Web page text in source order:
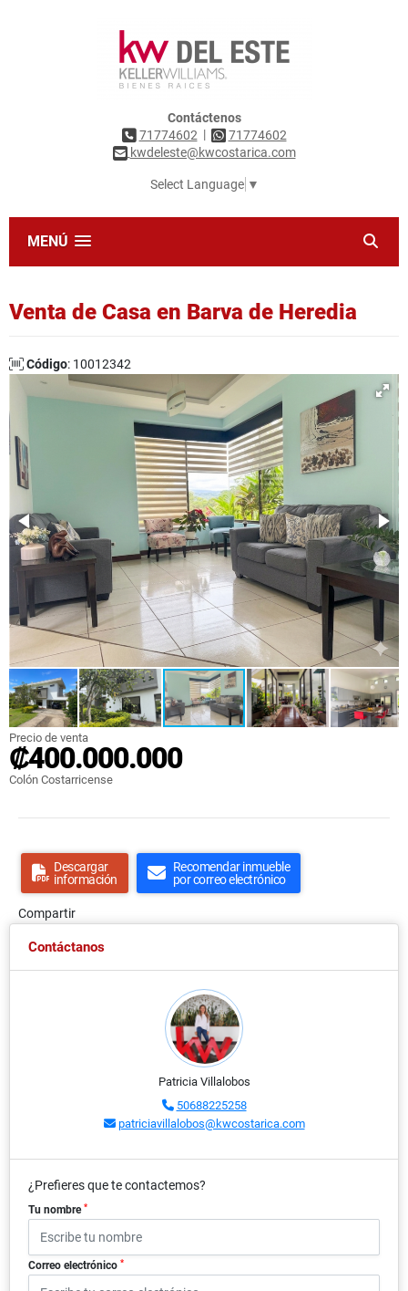
Contáctenos
71774602 |
71774602
kwdeleste@kwcostarica.com
Select Language ▼
MENÚ
Venta de Casa en Barva de Heredia
Código: 10012342
Precio de venta
₡400.000.000
Colón Costarricense
Descargar
información
Recomendar inmueble
por correo electrónico
Compartir
Contáctanos
Patricia Villalobos
50688225258
patriciavillalobos@kwcostarica.com
¿Prefieres que te contactemos?
Tu nombre *
Correo electrónico *